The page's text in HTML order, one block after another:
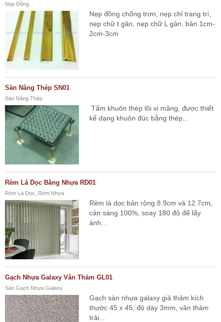
Nẹp Đồng
Nẹp đồng chống trơn, nẹp chỉ trang trí,
nẹp chữ t gân, nẹp chữ L gân, bản 1cm-
2cm-3cm
Sàn Nâng Thép SN01
Sàn Nâng Thép
Tấm khuôn thép lõi xi măng, được thiết
kế dạng khuôn đúc bằng thép...
Rèm Lá Dọc Bằng Nhựa RD01
Rèm Lá Dọc, Rèm Nhựa
Rèm lá dọc bản rộng 8.9cm và 12.7cm,
cản sáng 100%, soay 180 độ để lấy
ánh...
Gạch Nhựa Galaxy Vân Thảm GL01
Sàn Gạch Nhựa Galaxy
Gạch sàn nhựa galaxy giả thảm kích
thước 45 x 45, độ dày 3mm, vân thảm
trải...